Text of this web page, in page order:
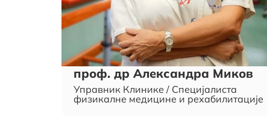
проф. др Александра Миков
Управник Клинике / Специјалиста
физикалне медицине и рехабилитације